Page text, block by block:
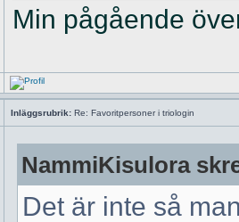
Min pågående
Inläggsrubrik: Re: Favoritpersoner i triologin
NammiKisulora
Det är inte så